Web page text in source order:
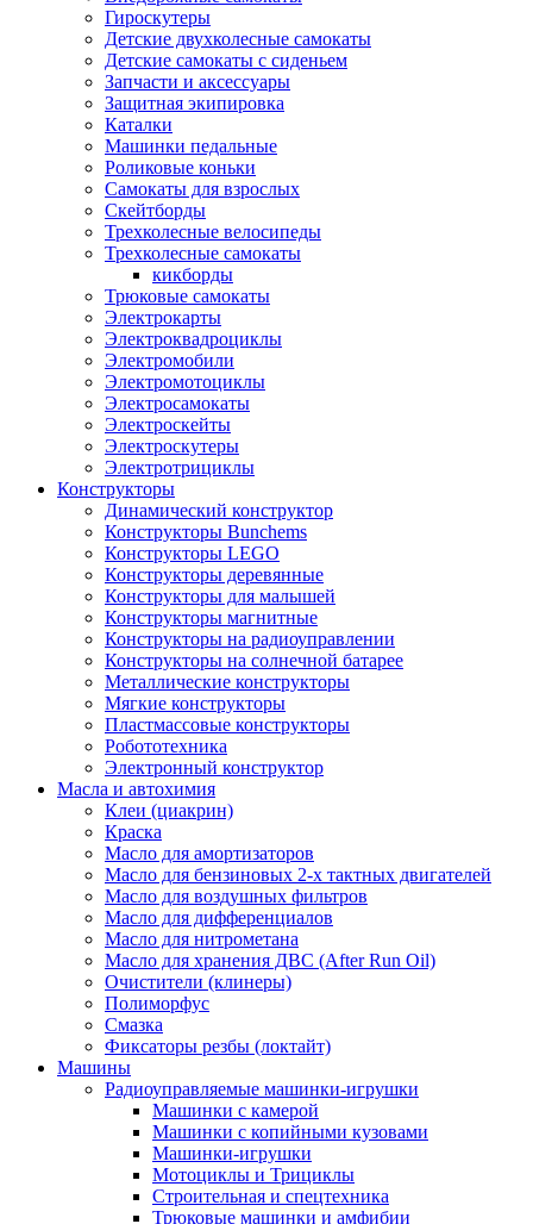
Гироскутеры
Детские двухколесные самокаты
Детские самокаты с сиденьем
Запчасти и аксессуары
Защитная экипировка
Каталки
Машинки педальные
Роликовые коньки
Самокаты для взрослых
Скейтборды
Трехколесные велосипеды
Трехколесные самокаты
кикборды
Трюковые самокаты
Электрокарты
Электроквадроциклы
Электромобили
Электромотоциклы
Электросамокаты
Электроскейты
Электроскутеры
Электротрициклы
Конструкторы
Динамический конструктор
Конструкторы Bunchems
Конструкторы LEGO
Конструкторы деревянные
Конструкторы для малышей
Конструкторы магнитные
Конструкторы на радиоуправлении
Конструкторы на солнечной батарее
Металлические конструкторы
Мягкие конструкторы
Пластмассовые конструкторы
Робототехника
Электронный конструктор
Масла и автохимия
Клеи (циакрин)
Краска
Масло для амортизаторов
Масло для бензиновых 2-х тактных двигателей
Масло для воздушных фильтров
Масло для дифференциалов
Масло для нитрометана
Масло для хранения ДВС (After Run Oil)
Очистители (клинеры)
Полиморфус
Смазка
Фиксаторы резбы (локтайт)
Машины
Радиоуправляемые машинки-игрушки
Машинки с камерой
Машинки с копийными кузовами
Машинки-игрушки
Мотоциклы и Трициклы
Строительная и спецтехника
Трюковые машинки и амфибии